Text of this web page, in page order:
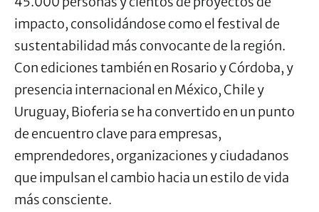
impacto, consolidándose como el festival de
sustentabilidad más convocante de la región.
Con ediciones también en Rosario y Córdoba, y
presencia internacional en México, Chile y
Uruguay, Bioferia se ha convertido en un punto
de encuentro clave para empresas,
emprendedores, organizaciones y ciudadanos
que impulsan el cambio hacia un estilo de vida
más consciente.